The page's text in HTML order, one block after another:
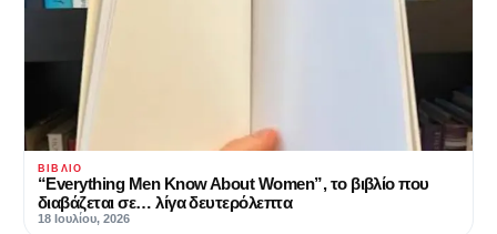
ΒΙΒΛΊΟ
“Everything Men Know About Women”, το βιβλίο που
διαβάζεται σε… λίγα δευτερόλεπτα
18 Ιουλίου, 2026